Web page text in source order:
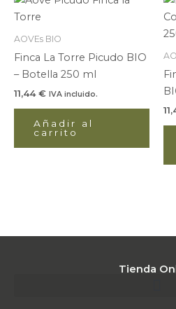
AOVEs BIO
Finca La Torre Picudo BIO
– Botella 250 ml
11,44€ IVA incluido.
Añadir al
carrito
Tienda